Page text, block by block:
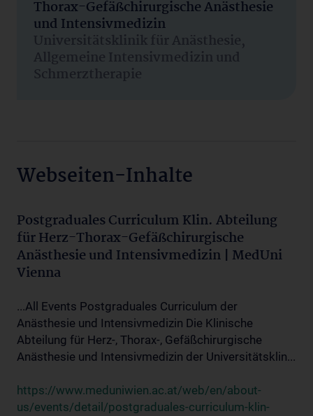
Thorax-Gefäßchirurgische Anästhesie
und Intensivmedizin
Universitätsklinik für Anästhesie,
Allgemeine Intensivmedizin und
Schmerztherapie
Webseiten-Inhalte
Postgraduales Curriculum Klin. Abteilung
für Herz-Thorax-Gefäßchirurgische
Anästhesie und Intensivmedizin | MedUni
Vienna
...All Events Postgraduales Curriculum der
Anästhesie und Intensivmedizin Die Klinische
Abteilung für Herz-, Thorax-, Gefäßchirurgische
Anästhesie und Intensivmedizin der Universitätsklin...
https://www.meduniwien.ac.at/web/en/about-
us/events/detail/postgraduales-curriculum-klin-